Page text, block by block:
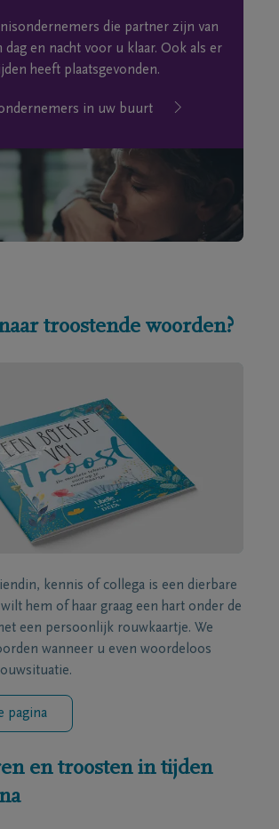
die partner zijn van
dag en nacht voor u klaar. Ook als er
heeft plaatsgevonden.
in uw buurt
troostende woorden?
kennis of collega is een dierbare
hem of haar graag een hart onder de
een persoonlijk rouwkaartje. We
wanneer u even woordeloos
pagina
en troosten in tijden